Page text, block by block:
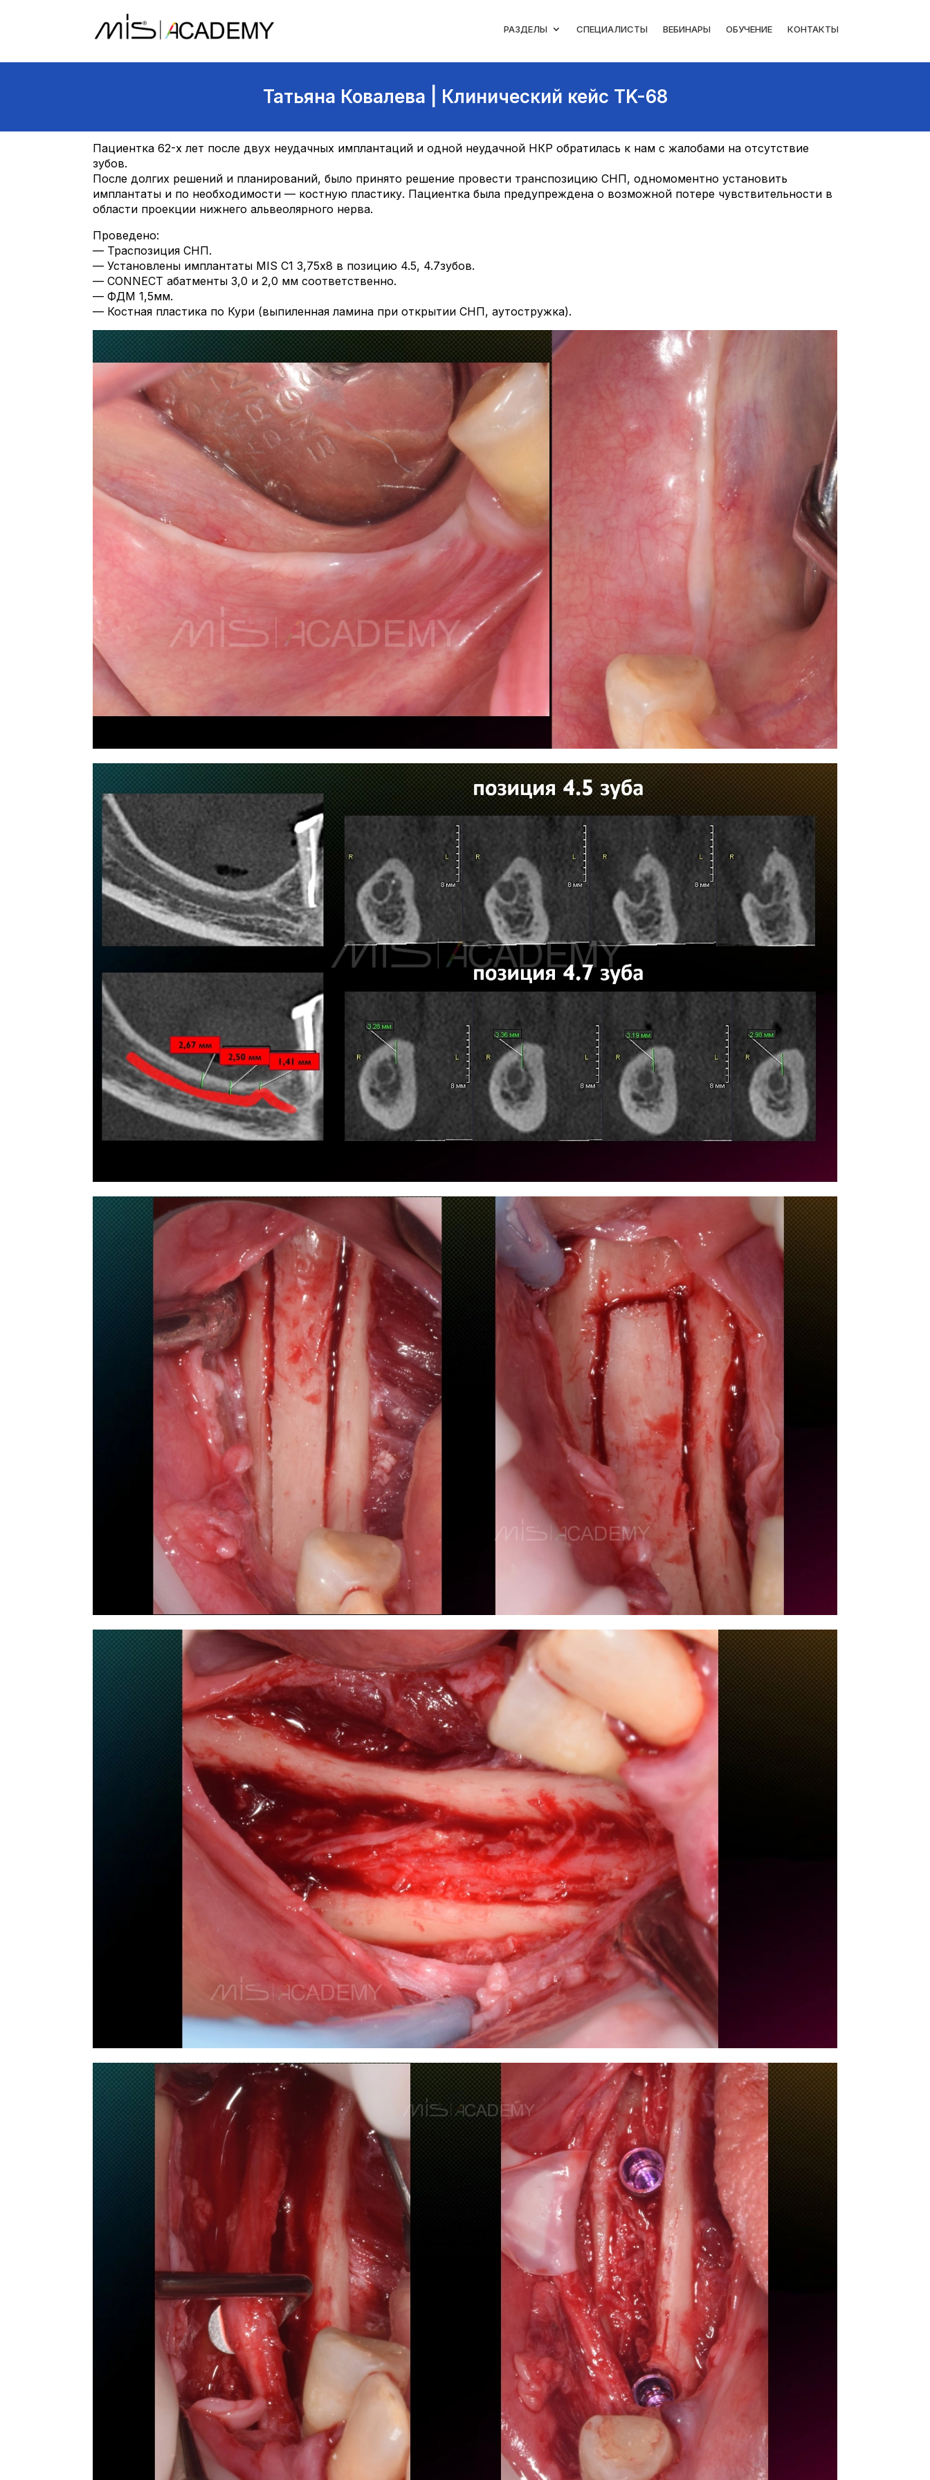
РАЗДЕЛЫ СПЕЦИАЛИСТЫ ВЕБИНАРЫ ОБУЧЕНИЕ КОНТАКТЫ
Татьяна Ковалева | Клинический кейс TK-68
Пациентка 62-х лет после двух неудачных имплантаций и одной неудачной НКР обратилась к нам с жалобами на отсутствие
зубов.
После долгих решений и планирований, было принято решение провести транспозицию СНП, одномоментно установить
имплантаты и по необходимости — костную пластику. Пациентка была предупреждена о возможной потере чувствительности в
области проекции нижнего альвеолярного нерва.
Проведено:
— Траспозиция СНП.
— Установлены имплантаты MIS C1 3,75х8 в позицию 4.5, 4.7зубов.
— CONNECT абатменты 3,0 и 2,0 мм соответственно.
— ФДМ 1,5мм.
— Костная пластика по Кури (выпиленная ламина при открытии СНП, аутостружка).